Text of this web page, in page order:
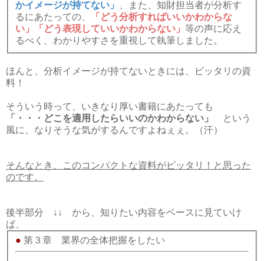
かイメージが持てない」
、また、知財担当者が分析す
るにあたっての、
「どう分析すればいいかわからな
い」「どう表現していいかわからない」 等の声に応え
るべく、わかりやすさを重視して執筆しました。
ほんと、分析イメージが持てないときには、ピッタリの資
料！
そういう時って、いきなり厚い書籍にあたっても
「・・・どこを適用したらいいのかわからない」
という
風に、なりそうな気がするんですよねぇぇ。（汗）
そんなとき、このコンパクトな資料がピッタリ！と思った
のです。
後半部分 ↓↓ から、知りたい内容をベースに見ていけ
ば、
● 第３章 業界の全体把握をしたい